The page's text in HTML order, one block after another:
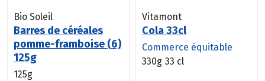
Bio Soleil
Barres de céréales
pomme-framboise (6)
125g
125g
Vitamont
Cola 33cl
Commerce équitable
330g 33 cl